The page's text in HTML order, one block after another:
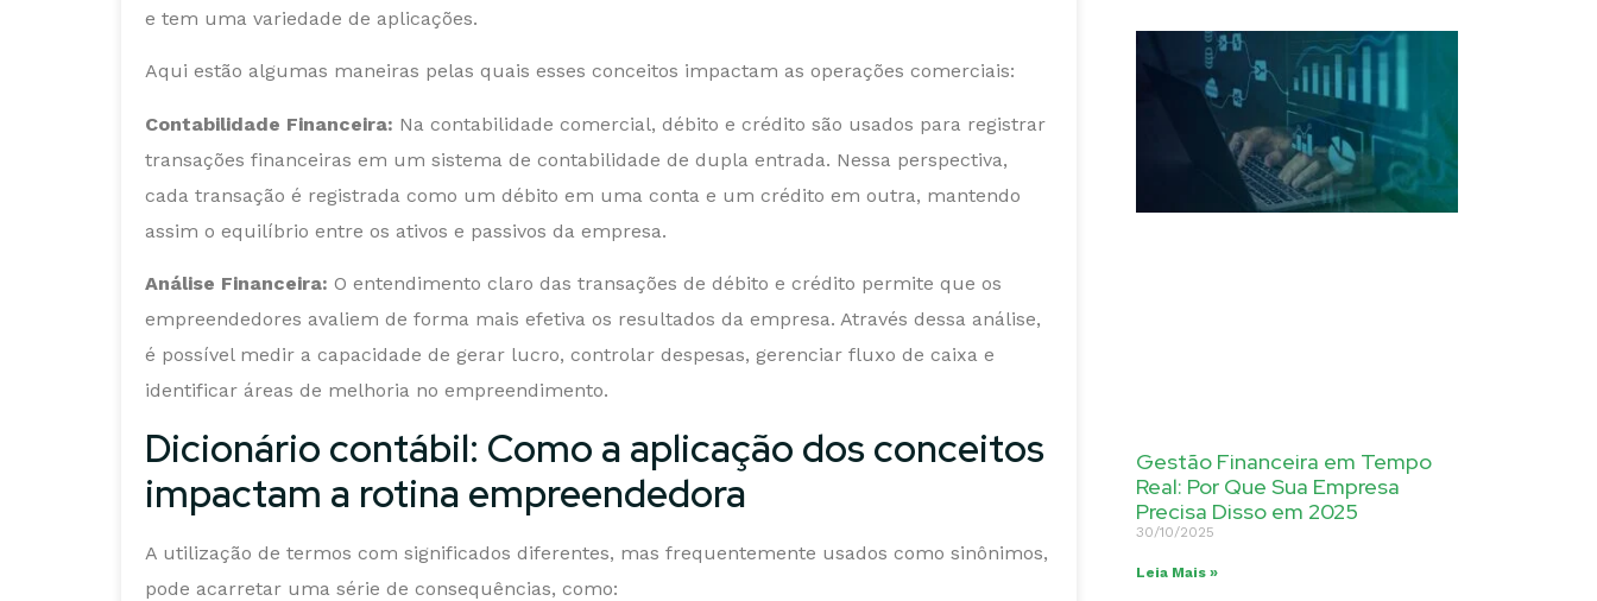
e tem uma variedade de aplicações.
Aqui estão algumas maneiras pelas quais esses conceitos impactam as operações comerciais:
Contabilidade Financeira: Na contabilidade comercial, débito e crédito são usados para registrar
transações financeiras em um sistema de contabilidade de dupla entrada. Nessa perspectiva,
cada transação é registrada como um débito em uma conta e um crédito em outra, mantendo
assim o equilíbrio entre os ativos e passivos da empresa.
Análise Financeira: O entendimento claro das transações de débito e crédito permite que os
empreendedores avaliem de forma mais efetiva os resultados da empresa. Através dessa análise,
é possível medir a capacidade de gerar lucro, controlar despesas, gerenciar fluxo de caixa e
identificar áreas de melhoria no empreendimento.
Dicionário contábil: Como a aplicação dos conceitos
impactam a rotina empreendedora
A utilização de termos com significados diferentes, mas frequentemente usados como sinônimos,
pode acarretar uma série de consequências, como:
Gestão Financeira em Tempo
Real: Por Que Sua Empresa
Precisa Disso em 2025
30/10/2025
Leia Mais »